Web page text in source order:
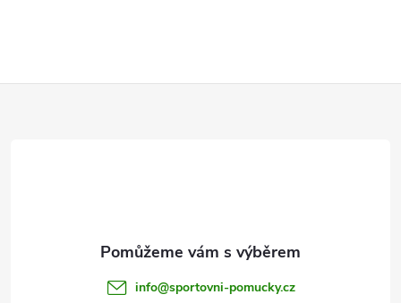
info@sportovni-pomucky.cz